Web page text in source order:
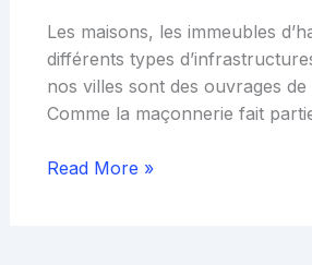
Les maisons, les immeubles
différents types
nos villes sont des ouvrages
Comme la maçonnerie fait
Read More »